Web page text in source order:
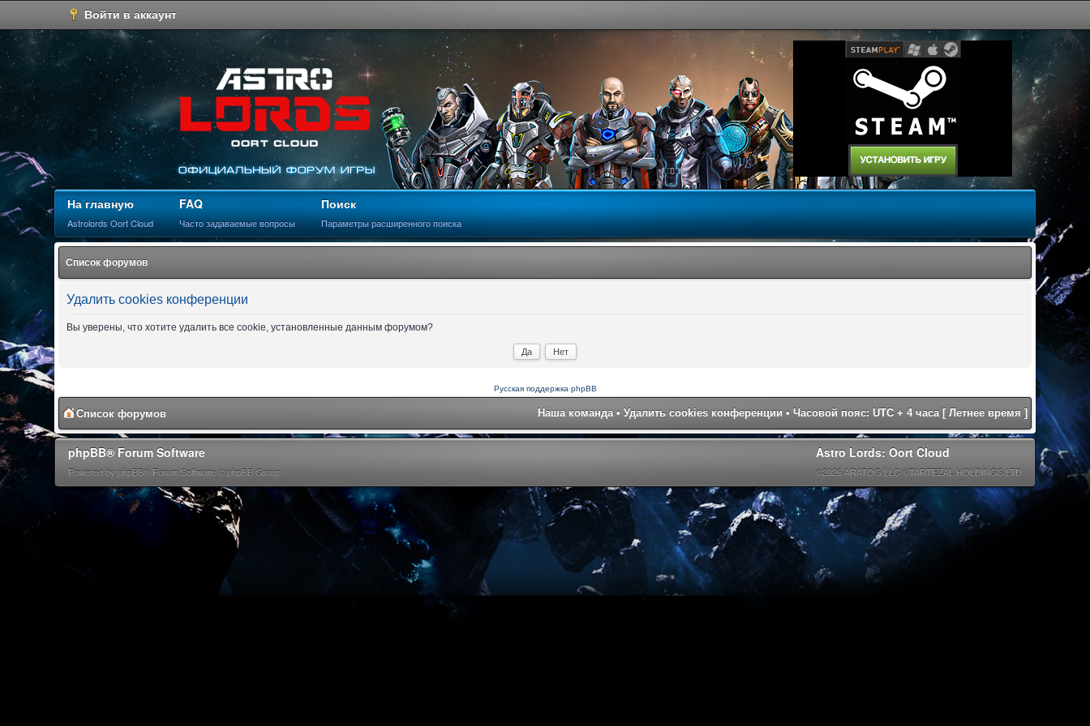
Войти в аккаунт
На главную
Astrolords Oort Cloud
FAQ
Часто задаваемые вопросы
Поиск
Параметры расширенного поиска
Список форумов
Удалить cookies конференции
Вы уверены, что хотите удалить все cookie, установленные данным форумом?
Русская поддержка phpBB
Список форумов Наша команда• Удалить cookies конференции • Часовой пояс: UTC + 4 часа [ Летнее время ]
phpBB® Forum Software
Powered by phpBB® Forum Software © phpBB Group
Astro Lords: Oort Cloud
©2026 ARATOG LLC ©TARTEZAL HOLDINGS LTD